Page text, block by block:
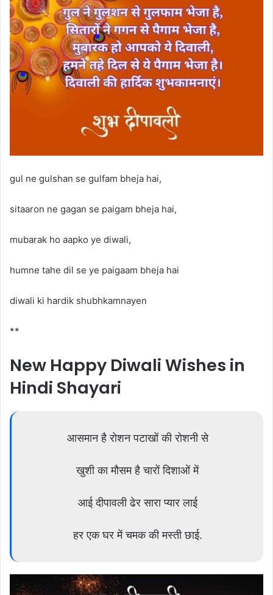
gul ne gulshan se gulfam bheja hai,
sitaaron ne gagan se paigam bheja hai,
mubarak ho aapko ye diwali,
humne tahe dil se ye paigaam bheja hai
diwali ki hardik shubhkamnayen
**
New Happy Diwali Wishes in
Hindi Shayari
आसमान है रोशन पटाखों की रोशनी से
खुशी का मौसम है चारों दिशाओं में
आई दीपावली ढेर सारा प्यार लाई
हर एक घर में चमक की मस्ती छाई.